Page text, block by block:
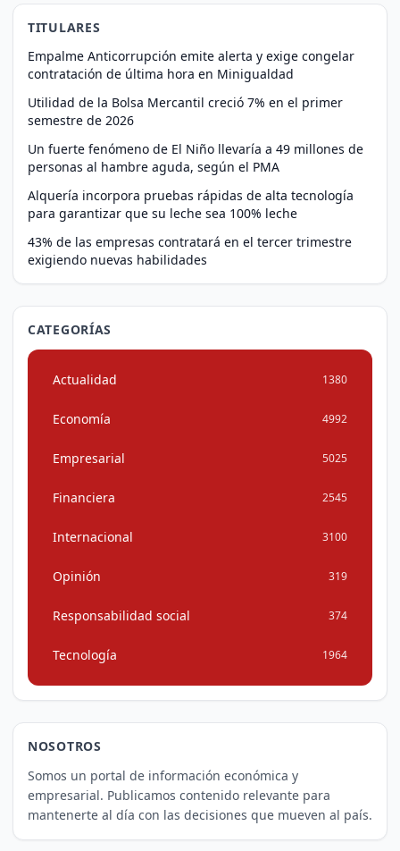
TITULARES
Empalme Anticorrupción emite alerta y exige congelar
contratación de última hora en Minigualdad
Utilidad de la Bolsa Mercantil creció 7% en el primer
semestre de 2026
Un fuerte fenómeno de El Niño llevaría a 49 millones de
personas al hambre aguda, según el PMA
Alquería incorpora pruebas rápidas de alta tecnología
para garantizar que su leche sea 100% leche
43% de las empresas contratará en el tercer trimestre
exigiendo nuevas habilidades
CATEGORÍAS
Actualidad 1380
Economía 4992
Empresarial 5025
Financiera 2545
Internacional 3100
Opinión 319
Responsabilidad social 374
Tecnología 1964
NOSOTROS
Somos un portal de información económica y
empresarial. Publicamos contenido relevante para
mantenerte al día con las decisiones que mueven al país.